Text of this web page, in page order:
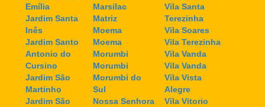
Emília
Jardim Santa
Inês
Jardim Santo
Antonio do
Cursino
Jardim São
Martinho
Jardim São
Marsilac
Matriz
Moema
Moema
Morumbi
Morumbi
Morumbi do
Sul
Nossa Senhora
Vila Santa
Terezinha
Vila Soares
Vila Terezinha
Vila Vanda
Vila Vanda
Vila Vista
Alegre
Vila Vitorio